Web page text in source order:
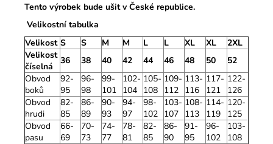
Tento výrobek bude ušit v České republice.
Velikostní tabulka
Velikost S S M M L L XL XL
2XL
Velikost
číselná
36 38 40 42 44 46 48 50
52
Obvod
boků
92-
95
96-
98
99-
101
102-
104
105-
108
109-
112
113-
116
117-
121
122-
126
Obvod
hrudi
82-
85
86-
89
90-
93
94-
97
98-
102
103-
107
108-
113
114-
119
120-
125
Obvod
pasu
66-
69
70-
73
74-
77
78-
81
82-
85
86-
90
91-
95
96-
102
103-
108